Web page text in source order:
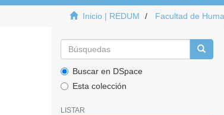
Inicio | REDUM Facultad de
Buscar en DSpace
Esta colección
LISTAR